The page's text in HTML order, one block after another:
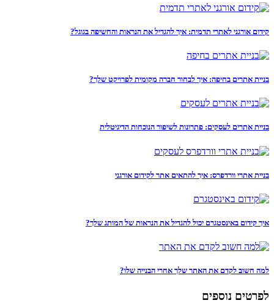
קידום אורגני לאתרי תדמית: איך להגדיל את הנראות והחשיפה בגוגל?
בניית אתרים בחיפה: איך לבחור חברה מקומית לפרויקט שלך?
בניית אתרים לעסקים: פתרונות לשיפור הנוכחות הדיגיטלית
בניית אתרי וורדפרס: איך להתאים אתר לקידום אורגני
איך קידום באינסטגרם יכול להגדיל את הנראות של המותג שלך?
למה חשוב לקדם את האתר שלך אחרי הבנייה שלו?
לפרטים נוספים